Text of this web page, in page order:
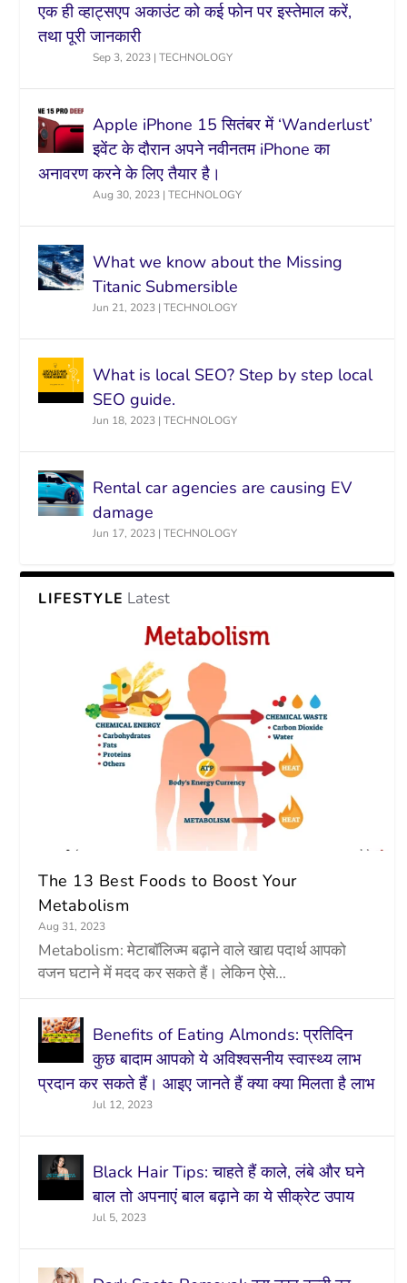
एक ही व्हाट्सएप अकाउंट को कई फोन पर इस्तेमाल करें,
तथा पूरी जानकारी
Sep 3, 2023 |TECHNOLOGY
Apple iPhone 15 सितंबर में ‘Wanderlust’
इवेंट के दौरान अपने नवीनतम iPhone का
अनावरण करने के लिए तैयार है।
Aug 30, 2023 |TECHNOLOGY
What we know about the Missing
Titanic Submersible
Jun 21, 2023 |TECHNOLOGY
What is local SEO? Step by step local
SEO guide.
Jun 18, 2023 |TECHNOLOGY
Rental car agencies are causing EV
damage
Jun 17, 2023 |TECHNOLOGY
LIFESTYLE Latest
The 13 Best Foods to Boost Your
Metabolism
Aug 31, 2023
Metabolism: मेटाबॉलिज्म बढ़ाने वाले खाद्य पदार्थ आपको
वजन घटाने में मदद कर सकते हैं। लेकिन ऐसे...
Benefits of Eating Almonds: प्रतिदिन
कुछ बादाम आपको ये अविश्वसनीय स्वास्थ्य लाभ
प्रदान कर सकते हैं। आइए जानते हैं क्या क्या मिलता है लाभ
Jul 12, 2023
Black Hair Tips: चाहते हैं काले, लंबे और घने
बाल तो अपनाएं बाल बढ़ाने का ये सीक्रेट उपाय
Jul 5, 2023